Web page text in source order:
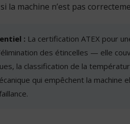
la machine n’est pas
: La certification ATEX pour
des étincelles — elle
la classification de la
qui empêchent la machine